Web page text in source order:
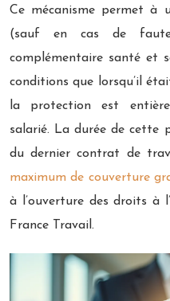
Ce mécanisme permet à
(sauf en cas de
complémentaire santé et
conditions que lorsqu’il
la protection est
salarié. La durée de cette
du dernier contrat de
maximum de couverture
à l’ouverture des droits à
France Travail.